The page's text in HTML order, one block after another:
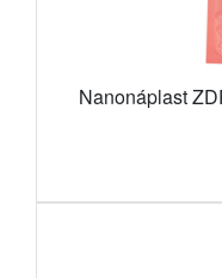
Nanonáplast